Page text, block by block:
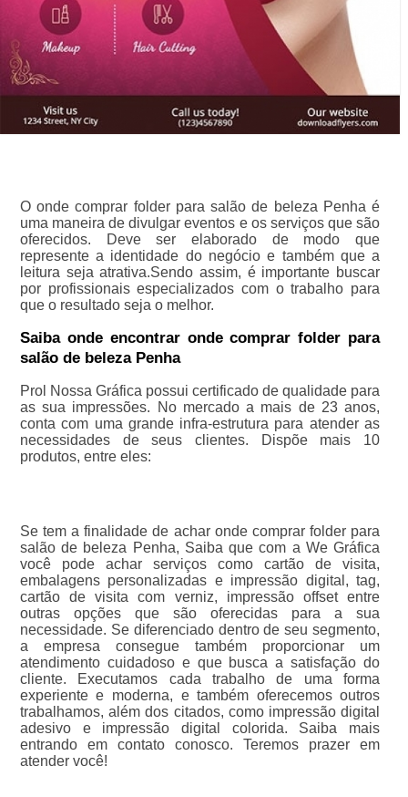
O onde comprar folder para salão de beleza Penha é
uma maneira de divulgar eventos e os serviços que são
oferecidos. Deve ser elaborado de modo que
represente a identidade do negócio e também que a
leitura seja atrativa.Sendo assim, é importante buscar
por profissionais especializados com o trabalho para
que o resultado seja o melhor.
Saiba onde encontrar onde comprar folder para
salão de beleza Penha
Prol Nossa Gráfica possui certificado de qualidade para
as sua impressões. No mercado a mais de 23 anos,
conta com uma grande infra-estrutura para atender as
necessidades de seus clientes. Dispõe mais 10
produtos, entre eles:
Se tem a finalidade de achar onde comprar folder para
salão de beleza Penha, Saiba que com a We Gráfica
você pode achar serviços como cartão de visita,
embalagens personalizadas e impressão digital, tag,
cartão de visita com verniz, impressão offset entre
outras opções que são oferecidas para a sua
necessidade. Se diferenciado dentro de seu segmento,
a empresa consegue também proporcionar um
atendimento cuidadoso e que busca a satisfação do
cliente. Executamos cada trabalho de uma forma
experiente e moderna, e também oferecemos outros
trabalhamos, além dos citados, como impressão digital
adesivo e impressão digital colorida. Saiba mais
entrando em contato conosco. Teremos prazer em
atender você!